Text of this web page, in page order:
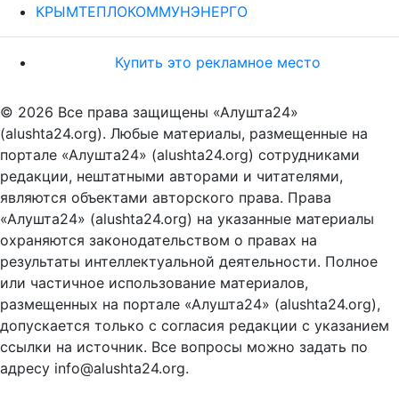
КРЫМТЕПЛОКОММУНЭНЕРГО
Купить это рекламное место
© 2026 Все права защищены «Алушта24»
(alushta24.org). Любые материалы, размещенные на
портале «Алушта24» (alushta24.org) сотрудниками
редакции, нештатными авторами и читателями,
являются объектами авторского права. Права
«Алушта24» (alushta24.org) на указанные материалы
охраняются законодательством о правах на
результаты интеллектуальной деятельности. Полное
или частичное использование материалов,
размещенных на портале «Алушта24» (alushta24.org),
допускается только с согласия редакции с указанием
ссылки на источник. Все вопросы можно задать по
адресу info@alushta24.org.